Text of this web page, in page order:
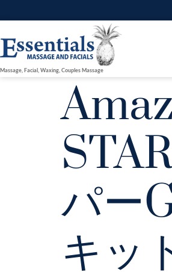
Massage, Facial, Waxing, Couples Massage
パー
キッ